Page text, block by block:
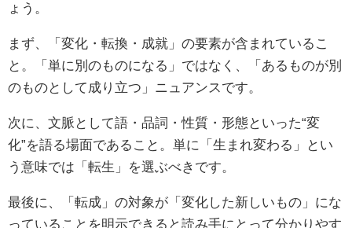
ょう。
まず、「変化・転換・成就」の要素が含まれているこ
と。「単に別のものになる」ではなく、「あるものが別
のものとして成り立つ」ニュアンスです。
次に、文脈として語・品詞・性質・形態といった“変
化”を語る場面であること。単に「生まれ変わる」とい
う意味では「転生」を選ぶべきです。
最後に、「転成」の対象が「変化した新しいもの」にな
っていることを明示できると読み手にとって分かりやす